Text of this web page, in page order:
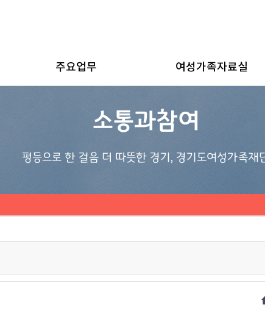
주요업무 여성가족자료실
소통과참여
평등으로 한 걸음 더 따뜻한 경기, 경기도여성가족재